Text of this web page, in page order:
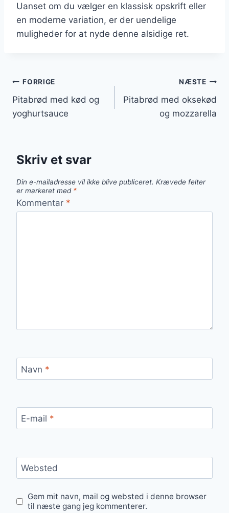
Uanset om du vælger en klassisk opskrift eller
en moderne variation, er der uendelige
muligheder for at nyde denne alsidige ret.
Indlægsnavigation
FORRIGE
Pitabrød med kød og
yoghurtsauce
NÆSTE
Pitabrød med oksekød
og mozzarella
Skriv et svar
Din e-mailadresse vil ikke blive publiceret. Krævede felter
er markeret med *
Kommentar *
Navn *
E-mail *
Websted
Gem mit navn, mail og websted i denne browser
til næste gang jeg kommenterer.